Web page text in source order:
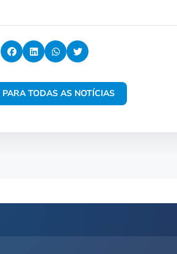
TODAS AS NOTÍCIAS